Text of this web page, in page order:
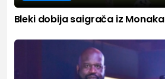
Bleki dobija saigrača iz Monaka